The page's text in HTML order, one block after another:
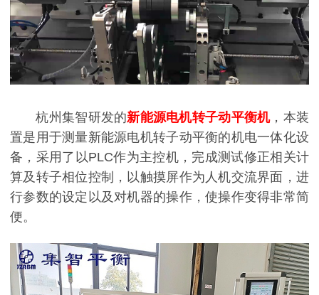
杭州集智研发的新能源电机转子动平衡机，本装
置是用于测量新能源电机转子动平衡的机电一体化设
备，采用了以PLC作为主控机，完成测试修正相关计
算及转子相位控制，以触摸屏作为人机交流界面，进
行参数的设定以及对机器的操作，使操作变得非常简
便。